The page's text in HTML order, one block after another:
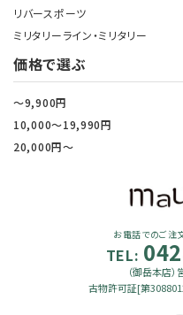
リバースポーツ
ミリタリーライン・ミリタリー
価格で選ぶ
～9,900円
10,000～19,990円
20,000円～
お電話でのご注
TEL:
（御岳本店
古物許可証[第